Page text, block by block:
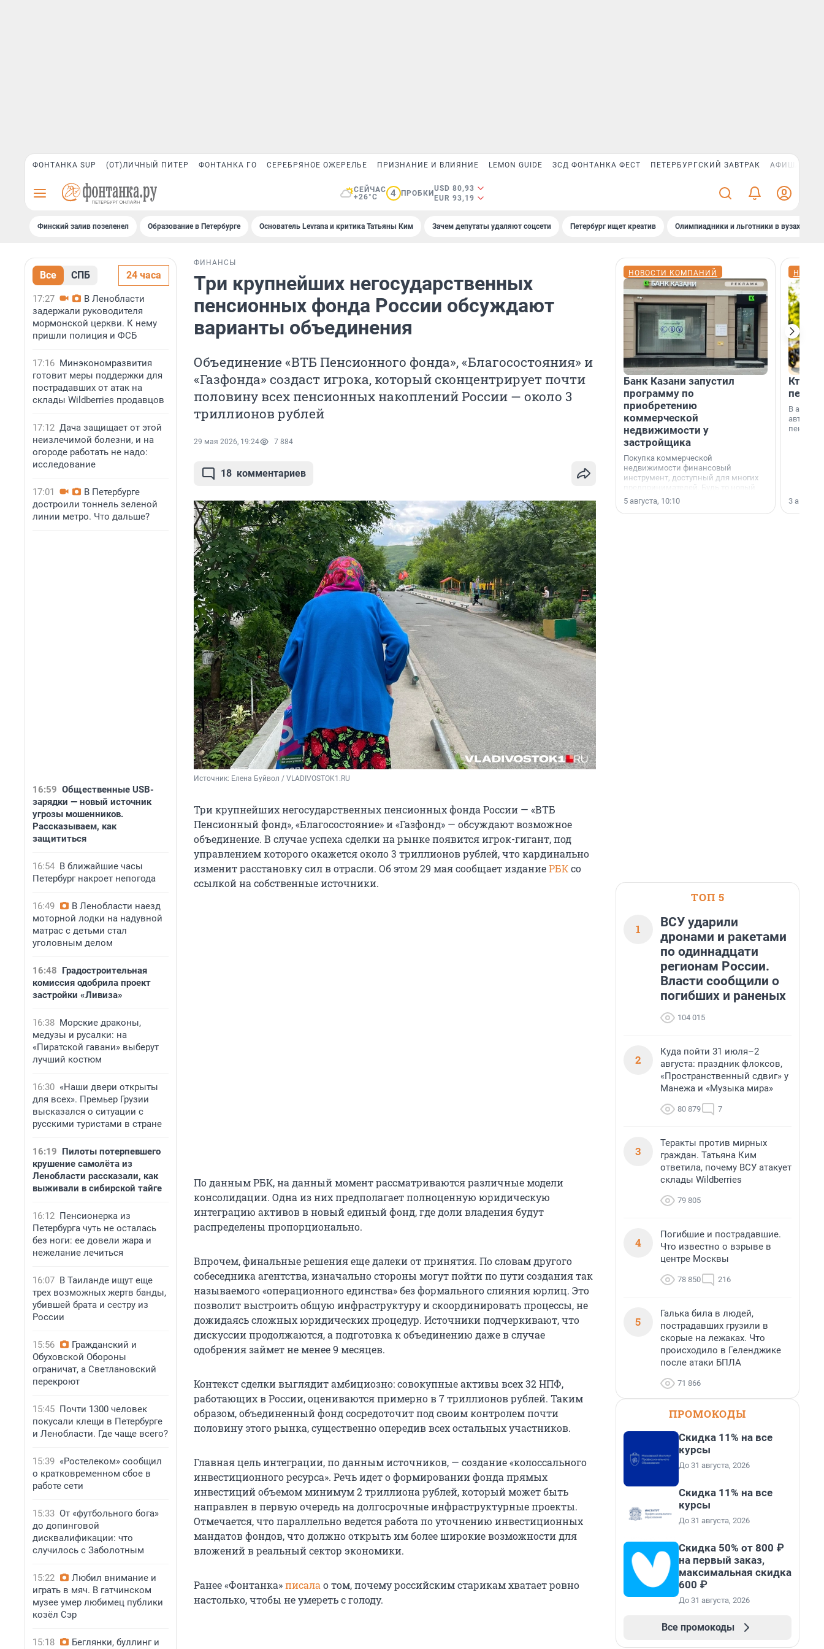
ФОНТАНКА SUP (ОТ)ЛИЧНЫЙ ПИТЕР ФОНТАНКА ГО СЕРЕБРЯНОЕ ОЖЕРЕЛЬЕ ПРИЗНАНИЕ И ВЛИЯНИЕ LEMON GUIDE ЗСД ФОНТАНКА ФЕСТ ПЕТЕРБУРГСКИЙ ЗАВТРАК АФИША PLUS
СЕЙЧАС
+26°C
4 ПРОБКИ
USD 80,93
EUR 93,19
Финский залив позеленел Образование в Петербурге Основатель Levrana и критика Татьяны Ким Зачем депутаты удаляют соцсети Петербург ищет креатив Олимпиадники и льготники в вузах СПб
Все СПБ 24 часа
17:27
В Ленобласти
задержали руководителя
мормонской церкви. К нему
пришли полиция и ФСБ
17:16 Минэкономразвития
готовит меры поддержки для
пострадавших от атак на
склады Wildberries продавцов
17:12 Дача защищает от этой
неизлечимой болезни, и на
огороде работать не надо:
исследование
17:01
В Петербурге
достроили тоннель зеленой
линии метро. Что дальше?
16:59 Общественные USB-
зарядки — новый источник
угрозы мошенников.
Рассказываем, как
защититься
16:54 В ближайшие часы
Петербург накроет непогода
16:49
В Ленобласти наезд
моторной лодки на надувной
матрас с детьми стал
уголовным делом
16:48 Градостроительная
комиссия одобрила проект
застройки «Ливиза»
16:38 Морские драконы,
медузы и русалки: на
«Пиратской гавани» выберут
лучший костюм
16:30 «Наши двери открыты
для всех». Премьер Грузии
высказался о ситуации с
русскими туристами в стране
16:19 Пилоты потерпевшего
крушение самолёта из
Ленобласти рассказали, как
выживали в сибирской тайге
16:12 Пенсионерка из
Петербурга чуть не осталась
без ноги: ее довели жара и
нежелание лечиться
16:07 В Таиланде ищут еще
трех возможных жертв банды,
убившей брата и сестру из
России
15:56
Гражданский и
Обуховской Обороны
ограничат, а Светлановский
перекроют
15:45 Почти 1300 человек
покусали клещи в Петербурге
и Ленобласти. Где чаще всего?
15:39 «Ростелеком» сообщил
о кратковременном сбое в
работе сети
15:33 От «футбольного бога»
до допинговой
дисквалификации: что
случилось с Заболотным
15:22
Любил внимание и
играть в мяч. В гатчинском
музее умер любимец публики
козёл Сэр
15:18
Беглянки, буллинг и
ФИНАНСЫ
Три крупнейших негосударственных
пенсионных фонда России обсуждают
варианты объединения
Объединение «ВТБ Пенсионного фонда», «Благосостояния» и
«Газфонда» создаст игрока, который сконцентрирует почти
половину всех пенсионных накоплений России — около 3
триллионов рублей
29 мая 2026, 19:24 7 884
18 комментариев
Источник: Елена Буйвол / VLADIVOSTOK1.RU
Три крупнейших негосударственных пенсионных фонда России — «ВТБ
Пенсионный фонд», «Благосостояние» и «Газфонд» — обсуждают возможное
объединение. В случае успеха сделки на рынке появится игрок-гигант, под
управлением которого окажется около 3 триллионов рублей, что кардинально
изменит расстановку сил в отрасли. Об этом 29 мая сообщает изданиеРБКсо
ссылкой на собственные источники.
По данным РБК, на данный момент рассматриваются различные модели
консолидации. Одна из них предполагает полноценную юридическую
интеграцию активов в новый единый фонд, где доли владения будут
распределены пропорционально.
Впрочем, финальные решения еще далеки от принятия. По словам другого
собеседника агентства, изначально стороны могут пойти по пути создания так
называемого «операционного единства» без формального слияния юрлиц. Это
позволит выстроить общую инфраструктуру и скоординировать процессы, не
дожидаясь сложных юридических процедур. Источники подчеркивают, что
дискуссии продолжаются, а подготовка к объединению даже в случае
одобрения займет не менее 9 месяцев.
Контекст сделки выглядит амбициозно: совокупные активы всех 32 НПФ,
работающих в России, оцениваются примерно в 7 триллионов рублей. Таким
образом, объединенный фонд сосредоточит под своим контролем почти
половину этого рынка, существенно опередив всех остальных участников.
Главная цель интеграции, по данным источников, — создание «колоссального
инвестиционного ресурса». Речь идет о формировании фонда прямых
инвестиций объемом минимум 2 триллиона рублей, который может быть
направлен в первую очередь на долгосрочные инфраструктурные проекты.
Отмечается, что параллельно ведется работа по уточнению инвестиционных
мандатов фондов, что должно открыть им более широкие возможности для
вложений в реальный сектор экономики.
Ранее «Фонтанка»писала о том, почему российским старикам хватает ровно
настолько, чтобы не умереть с голоду.
НОВОСТИ КОМПАНИЙ
Банк Казани запустил
программу по
приобретению
коммерческой
недвижимости у
застройщика
Покупка коммерческой
недвижимости финансовый
инструмент, доступный для многих
предпринимателей. Будь то новый
офис, склад, торговое помещение
или готовый арендный бизнес —
успех сделки зависит от правильного
5 августа, 10:10
Кто
В
пенсии.
3
ТОП 5
1
ВСУ ударили
дронами и ракетами
по одиннадцати
регионам России.
Власти сообщили о
погибших и раненых
104 015
2
Куда пойти 31 июля–2
августа: праздник флоксов,
«Пространственный сдвиг» у
Манежа и «Музыка мира»
80 879 7
3
Теракты против мирных
граждан. Татьяна Ким
ответила, почему ВСУ атакует
склады Wildberries
79 805
4
Погибшие и пострадавшие.
Что известно о взрыве в
центре Москвы
78 850 216
5
Галька била в людей,
пострадавших грузили в
скорые на лежаках. Что
происходило в Геленджике
после атаки БПЛА
71 866
ПРОМОКОДЫ
Скидка 11% на все
курсы
До 31 августа, 2026
Скидка 11% на все
курсы
До 31 августа, 2026
Скидка 50% от 800 ₽
на первый заказ,
максимальная скидка
600 ₽
До 31 августа, 2026
Все промокоды